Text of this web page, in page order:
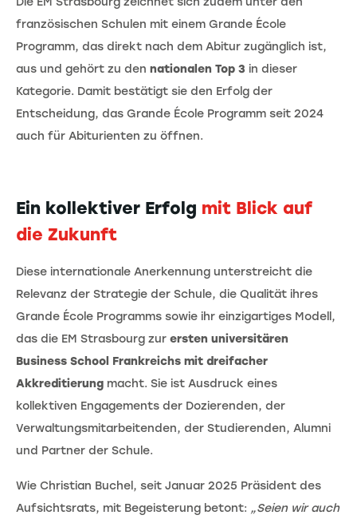
französischen Schulen mit einem Grande École
Programm, das direkt nach dem Abitur zugänglich ist,
aus und gehört zu den nationalen Top 3 in dieser
Kategorie. Damit bestätigt sie den Erfolg der
Entscheidung, das Grande École Programm seit 2024
auch für Abiturienten zu öffnen.
Ein kollektiver Erfolg mit Blick auf
die Zukunft
Diese internationale Anerkennung unterstreicht die
Relevanz der Strategie der Schule, die Qualität ihres
Grande École Programms sowie ihr einzigartiges Modell,
das die EM Strasbourg zur ersten universitären
Business School Frankreichs mit dreifacher
Akkreditierung macht. Sie ist Ausdruck eines
kollektiven Engagements der Dozierenden, der
Verwaltungsmitarbeitenden, der Studierenden, Alumni
und Partner der Schule.
Wie Christian Buchel, seit Januar 2025 Präsident des
Aufsichtsrats, mit Begeisterung betont: „Seien wir auch